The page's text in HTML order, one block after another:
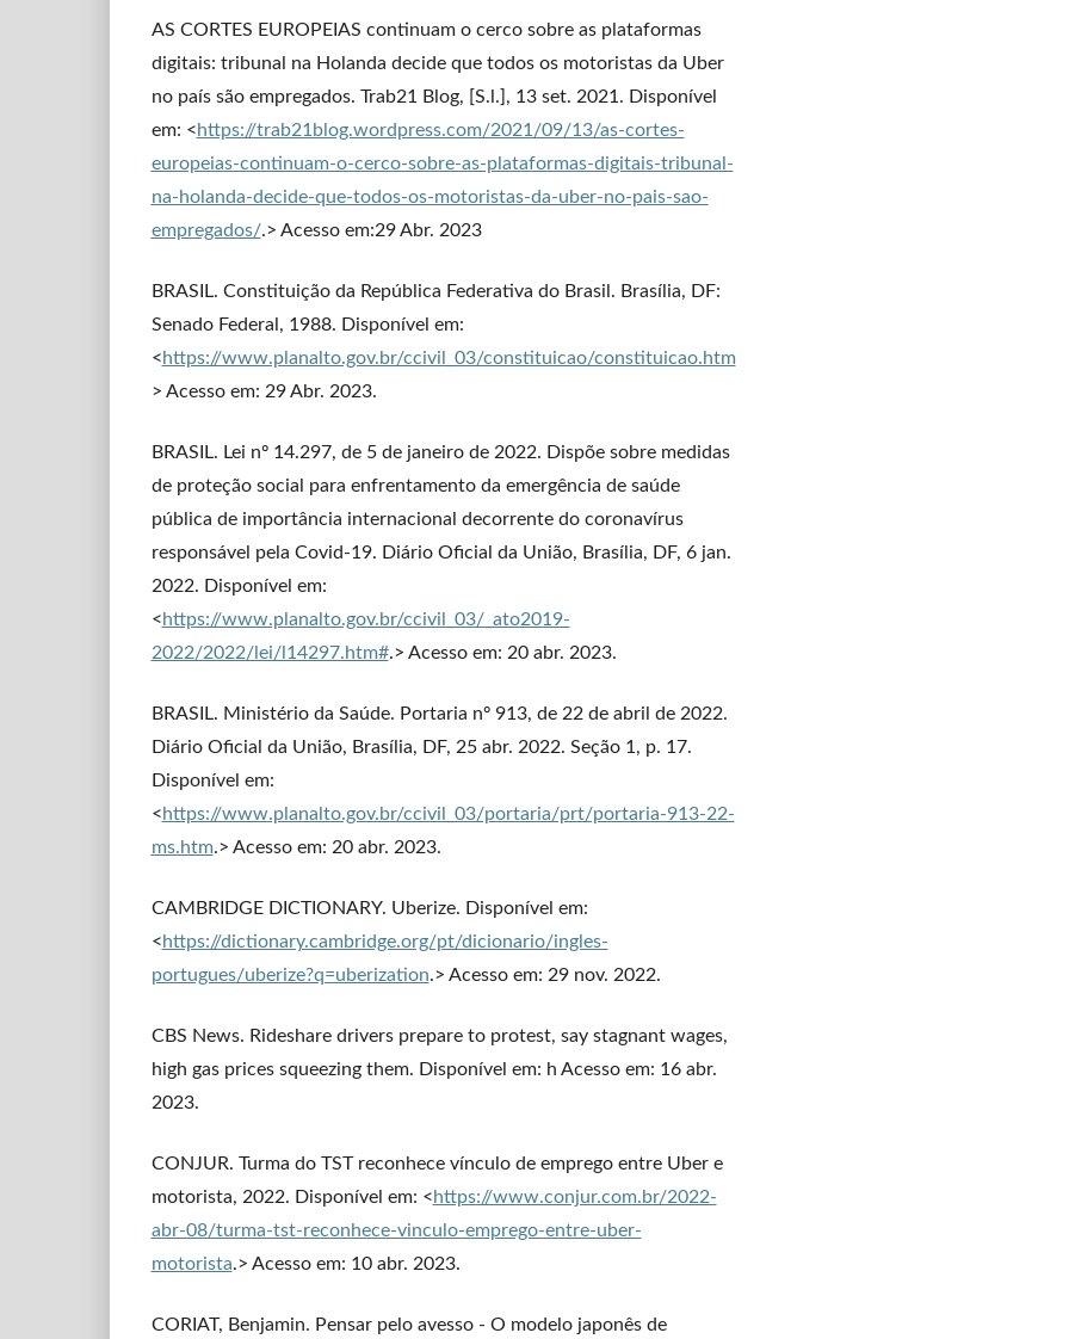
AS CORTES EUROPEIAS continuam o cerco sobre as plataformas
digitais: tribunal na Holanda decide que todos os motoristas da Uber
no país são empregados. Trab21 Blog, [S.l.], 13 set. 2021. Disponível
em: <https://trab21blog.wordpress.com/2021/09/13/as-cortes-
europeias-continuam-o-cerco-sobre-as-plataformas-digitais-tribunal-
na-holanda-decide-que-todos-os-motoristas-da-uber-no-pais-sao-
empregados/.> Acesso em:29 Abr. 2023
BRASIL. Constituição da República Federativa do Brasil. Brasília, DF:
Senado Federal, 1988. Disponível em:
<https://www.planalto.gov.br/ccivil_03/constituicao/constituicao.htm
> Acesso em: 29 Abr. 2023.
BRASIL. Lei nº 14.297, de 5 de janeiro de 2022. Dispõe sobre medidas
de proteção social para enfrentamento da emergência de saúde
pública de importância internacional decorrente do coronavírus
responsável pela Covid-19. Diário Oficial da União, Brasília, DF, 6 jan.
2022. Disponível em:
<https://www.planalto.gov.br/ccivil_03/_ato2019-
2022/2022/lei/l14297.htm#.> Acesso em: 20 abr. 2023.
BRASIL. Ministério da Saúde. Portaria nº 913, de 22 de abril de 2022.
Diário Oficial da União, Brasília, DF, 25 abr. 2022. Seção 1, p. 17.
Disponível em:
<https://www.planalto.gov.br/ccivil_03/portaria/prt/portaria-913-22-
ms.htm.> Acesso em: 20 abr. 2023.
CAMBRIDGE DICTIONARY. Uberize. Disponível em:
<https://dictionary.cambridge.org/pt/dicionario/ingles-
portugues/uberize?q=uberization.> Acesso em: 29 nov. 2022.
CBS News. Rideshare drivers prepare to protest, say stagnant wages,
high gas prices squeezing them. Disponível em: h Acesso em: 16 abr.
2023.
CONJUR. Turma do TST reconhece vínculo de emprego entre Uber e
motorista, 2022. Disponível em: <https://www.conjur.com.br/2022-
abr-08/turma-tst-reconhece-vinculo-emprego-entre-uber-
motorista.> Acesso em: 10 abr. 2023.
CORIAT, Benjamin. Pensar pelo avesso - O modelo japonês de